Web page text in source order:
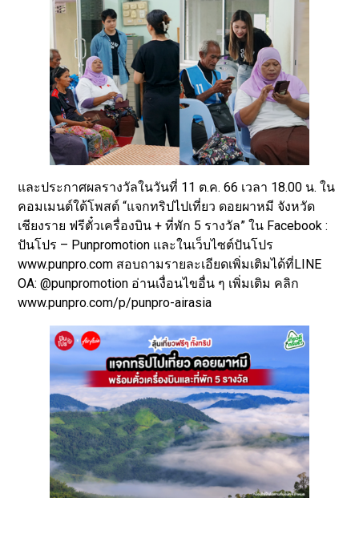
และประกาศผลรางวัลในวันที่ 11 ต.ค. 66 เวลา 18.00 น. ใน
คอมเมนต์ใต้โพสต์ “แจกทริปไปเที่ยว ดอยผาหมี จังหวัด
เชียงราย ฟรีตั๋วเครื่องบิน + ที่พัก 5 รางวัล” ใน Facebook :
ปันโปร – Punpromotion และในเว็บไซต์ปันโปร
www.punpro.com สอบถามรายละเอียดเพิ่มเติมได้ที่LINE
OA: @punpromotion อ่านเงื่อนไขอื่น ๆ เพิ่มเติม คลิก
www.punpro.com/p/punpro-airasia